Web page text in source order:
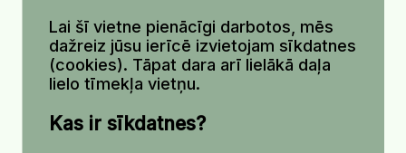
Lai šī vietne pienācīgi darbotos, mēs
dažreiz jūsu ierīcē izvietojam sīkdatnes
(cookies). Tāpat dara arī lielākā daļa
lielo tīmekļa vietņu.
Kas ir sīkdatnes?